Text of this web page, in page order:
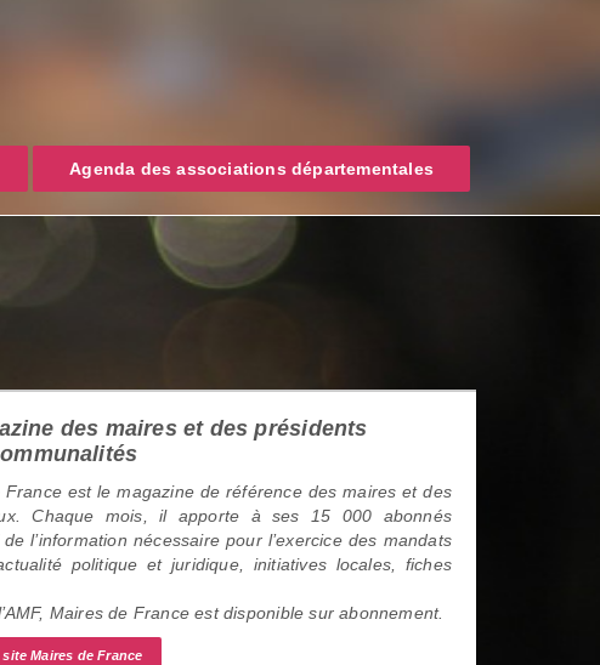
Agenda des associations départementales
des maires et des présidents
France est le magazine de référence des maires et des
Chaque mois, il apporte à ses 15 000 abonnés
de l’information nécessaire pour l’exercice des mandats
politique et juridique, initiatives locales, fiches
Maires de France est disponible sur abonnement.
Maires de France